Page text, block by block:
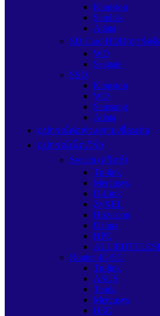
Kingston
Sandisk
Adata
SD Card HDD(ฮาร์ดดิ
WD
Seagate
SSD
Kingston
WD
Samsung
Adata
อุปกรณ์ต่อพ่วง/สายเชื่อมต่อ
อุปกรณ์เน็ตเวิร์ก
Switch (สวิตช์)
Tp-link
Mercusys
D-Link
ZyXEL
Hikvision
Dahua
HPE
Router 4G/5G
Tp-link
ASUS
Tenda
Mercusys
H3C